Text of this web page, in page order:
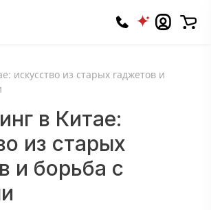
искусство из старых гаджетов и
в Китае:
из старых
и борьба с